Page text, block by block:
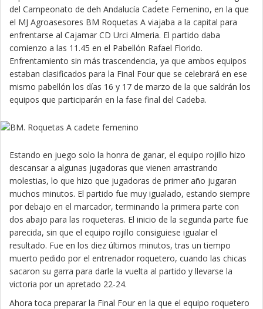
del Campeonato de deh Andalucía Cadete Femenino, en la que
el MJ Agroasesores BM Roquetas A viajaba a la capital para
enfrentarse al Cajamar CD Urci Almeria. El partido daba
comienzo a las 11.45 en el Pabellón Rafael Florido.
Enfrentamiento sin más trascendencia, ya que ambos equipos
estaban clasificados para la Final Four que se celebrará en ese
mismo pabellón los días 16 y 17 de marzo de la que saldrán los
equipos que participarán en la fase final del Cadeba.
Estando en juego solo la honra de ganar, el equipo rojillo hizo
descansar a algunas jugadoras que vienen arrastrando
molestias, lo que hizo que jugadoras de primer año jugaran
muchos minutos. El partido fue muy igualado, estando siempre
por debajo en el marcador, terminando la primera parte con
dos abajo para las roqueteras. El inicio de la segunda parte fue
parecida, sin que el equipo rojillo consiguiese igualar el
resultado. Fue en los diez últimos minutos, tras un tiempo
muerto pedido por el entrenador roquetero, cuando las chicas
sacaron su garra para darle la vuelta al partido y llevarse la
victoria por un apretado 22-24.
Ahora toca preparar la Final Four en la que el equipo roquetero